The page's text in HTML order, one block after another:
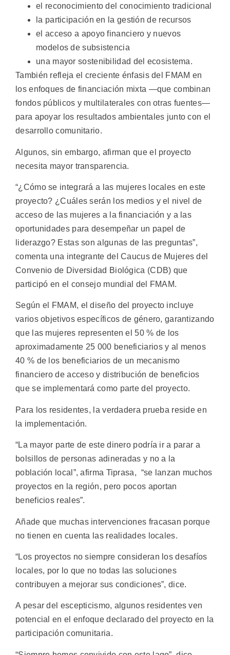
el reconocimiento del conocimiento tradicional
la participación en la gestión de recursos
el acceso a apoyo financiero y nuevos
modelos de subsistencia
una mayor sostenibilidad del ecosistema.
También refleja el creciente énfasis del FMAM en
los enfoques de financiación mixta —que combinan
fondos públicos y multilaterales con otras fuentes—
para apoyar los resultados ambientales junto con el
desarrollo comunitario.
Algunos, sin embargo, afirman que el proyecto
necesita mayor transparencia.
“¿Cómo se integrará a las mujeres locales en este
proyecto? ¿Cuáles serán los medios y el nivel de
acceso de las mujeres a la financiación y a las
oportunidades para desempeñar un papel de
liderazgo? Estas son algunas de las preguntas”,
comenta una integrante del Caucus de Mujeres del
Convenio de Diversidad Biológica (CDB) que
participó en el consejo mundial del FMAM.
Según el FMAM, el diseño del proyecto incluye
varios objetivos específicos de género, garantizando
que las mujeres representen el 50 % de los
aproximadamente 25 000 beneficiarios y al menos
40 % de los beneficiarios de un mecanismo
financiero de acceso y distribución de beneficios
que se implementará como parte del proyecto.
Para los residentes, la verdadera prueba reside en
la implementación.
“La mayor parte de este dinero podría ir a parar a
bolsillos de personas adineradas y no a la
población local”, afirma Tiprasa, “se lanzan muchos
proyectos en la región, pero pocos aportan
beneficios reales”.
Añade que muchas intervenciones fracasan porque
no tienen en cuenta las realidades locales.
“Los proyectos no siempre consideran los desafíos
locales, por lo que no todas las soluciones
contribuyen a mejorar sus condiciones”, dice.
A pesar del escepticismo, algunos residentes ven
potencial en el enfoque declarado del proyecto en la
participación comunitaria.